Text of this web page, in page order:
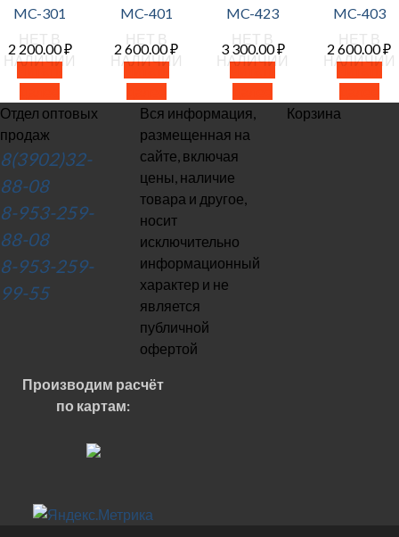
НЕТ В
НАЛИЧИИ
MC-301
2 200.00₽
Читать
НЕТ В
НАЛИЧИИ
MC-401
2 600.00₽
Читать
НЕТ В
НАЛИЧИИ
MC-423
3 300.00₽
Читать
НЕТ В
НАЛИЧИИ
MC-403
2 600.00₽
Читать
Отдел оптовых
продаж
8(3902)32-
88-08
8-953-259-
88-08
8-953-259-
99-55
Вся информация,
размещенная на
сайте, включая
цены, наличие
товара и другое,
носит
исключительно
информационный
характер и не
является
публичной
офертой
Корзина
Производим расчёт
по картам: